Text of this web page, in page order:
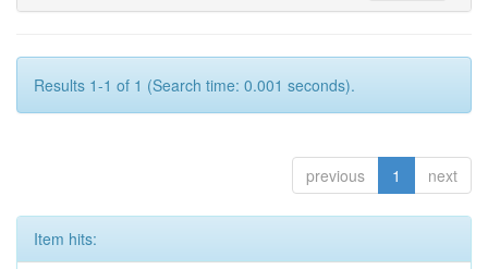
Results 1-1 of 1 (Search time: 0.001 seconds).
previous 1 next
Item hits: